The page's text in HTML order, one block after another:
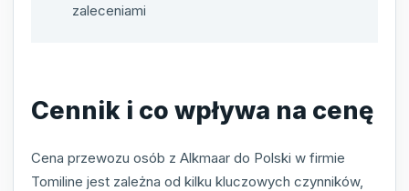
zaleceniami
Cennik i co wpływa na cenę
Cena przewozu osób z Alkmaar do Polski w firmie
Tomiline jest zależna od kilku kluczowych czynników,